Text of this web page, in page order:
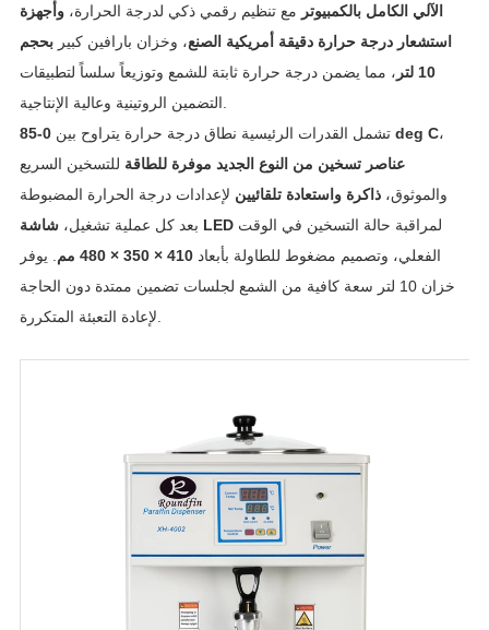
الآلي الكامل بالكمبيوتر مع تنظيم رقمي ذكي لدرجة الحرارة،وأجهزة
استشعار درجة حرارة دقيقة أمريكية الصنع، وخزان بارافين كبيربحجم
10 لتر
، مما يضمن درجة حرارة ثابتة للشمع وتوزيعاً سلساً لتطبيقات
تشمل القدرات الرئيسية نطاق درجة حرارة يتراوح بين0-85 deg C،
عناصر تسخين من النوع الجديد موفرة للطاقة للتسخين السريع
والموثوق،ذاكرة واستعادة تلقائيين لإعدادات درجة الحرارة المضبوطة
بعد كل عملية تشغيل، شاشة LEDلمراقبة حالة التسخين في الوقت
الفعلي، وتصميم مضغوط للطاولة بأبعاد410 × 350 × 480 مم
. يوفر
خزان 10 لتر سعة كافية من الشمع لجلسات تضمين ممتدة دون الحاجة